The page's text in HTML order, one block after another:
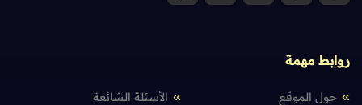
روابط مهمة
حول الموقع الأسئلة الشائعة